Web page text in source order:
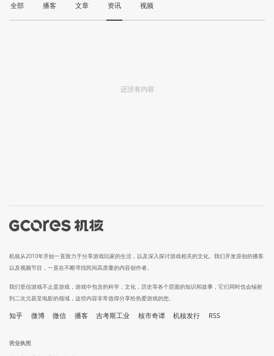
全部 播客 文章 资讯 视频
还没有内容
机核从2010年开始一直致力于分享游戏玩家的生活，以及深入探讨游戏相关的文化。我们开发原创的播客
以及视频节目，一直在不断寻找民间高质量的内容创作者。
我们坚信游戏不止是游戏，游戏中包含的科学，文化，历史等各个层面的知识和故事，它们同时也会辐射
到二次元甚至电影的领域，这些内容非常值得分享给热爱游戏的您。
知乎 微博 微信 播客 吉考斯工业 核市奇谭 机核发行 RSS
营业执照